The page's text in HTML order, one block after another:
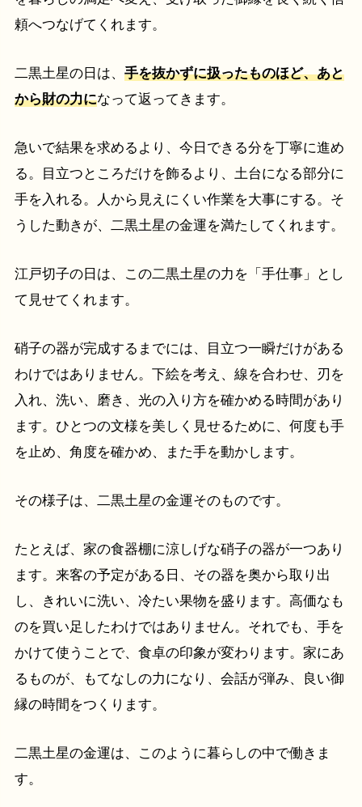
頼へつなげてくれます。
二黒土星の日は、 手を抜かずに扱ったものほど、あと
から財の力になって返ってきます。
急いで結果を求めるより、今日できる分を丁寧に進め
る。目立つところだけを飾るより、土台になる部分に
手を入れる。人から見えにくい作業を大事にする。そ
うした動きが、二黒土星の金運を満たしてくれます。
江戸切子の日は、この二黒土星の力を「手仕事」とし
て見せてくれます。
硝子の器が完成するまでには、目立つ一瞬だけがある
わけではありません。下絵を考え、線を合わせ、刃を
入れ、洗い、磨き、光の入り方を確かめる時間があり
ます。ひとつの文様を美しく見せるために、何度も手
を止め、角度を確かめ、また手を動かします。
その様子は、二黒土星の金運そのものです。
たとえば、家の食器棚に涼しげな硝子の器が一つあり
ます。来客の予定がある日、その器を奥から取り出
し、きれいに洗い、冷たい果物を盛ります。高価なも
のを買い足したわけではありません。それでも、手を
かけて使うことで、食卓の印象が変わります。家にあ
るものが、もてなしの力になり、会話が弾み、良い御
縁の時間をつくります。
二黒土星の金運は、このように暮らしの中で働きま
す。